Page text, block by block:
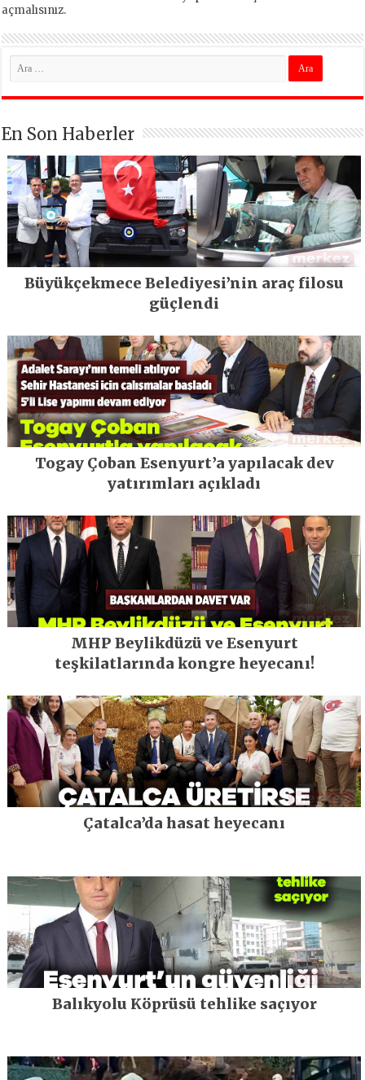
açmalısınız.
En Son Haberler
Büyükçekmece Belediyesi’nin araç filosu
güçlendi
Togay Çoban Esenyurt’a yapılacak dev
yatırımları açıkladı
MHP Beylikdüzü ve Esenyurt
teşkilatlarında kongre heyecanı!
Çatalca’da hasat heyecanı
Balıkyolu Köprüsü tehlike saçıyor